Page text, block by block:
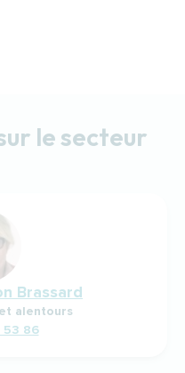
le secteur
Brassard
alentours
53 86